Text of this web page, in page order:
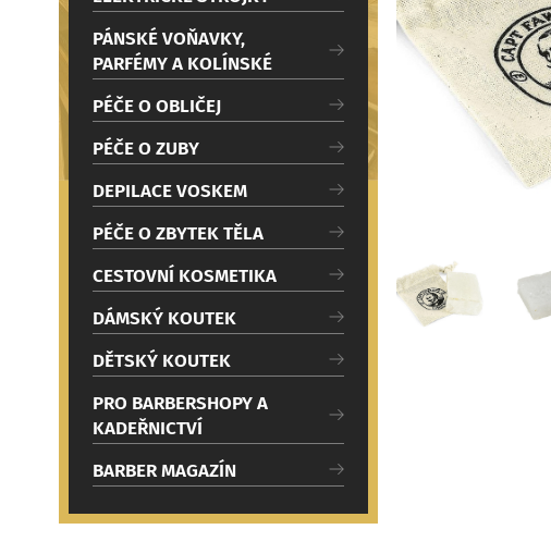
PÁNSKÉ VOŇAVKY,
PARFÉMY A KOLÍNSKÉ
PÉČE O OBLIČEJ
PÉČE O ZUBY
DEPILACE VOSKEM
PÉČE O ZBYTEK TĚLA
CESTOVNÍ KOSMETIKA
DÁMSKÝ KOUTEK
DĚTSKÝ KOUTEK
PRO BARBERSHOPY A
KADEŘNICTVÍ
BARBER MAGAZÍN
Načítám